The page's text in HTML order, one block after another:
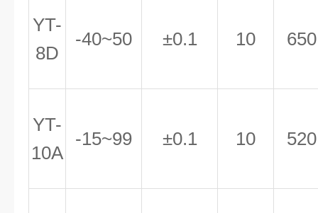
YT-
8D
-40~50 ±0.1 10 650
YT-
10A
-15~99 ±0.1 10 520